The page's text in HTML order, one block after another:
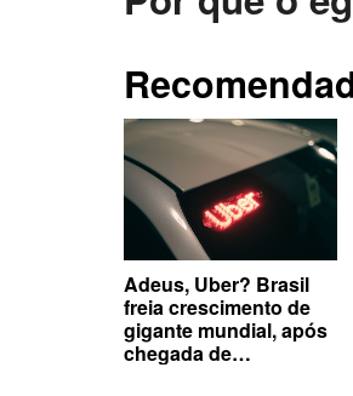
Adeus, Uber? Brasil
freia crescimento de
gigante mundial, após
chegada de